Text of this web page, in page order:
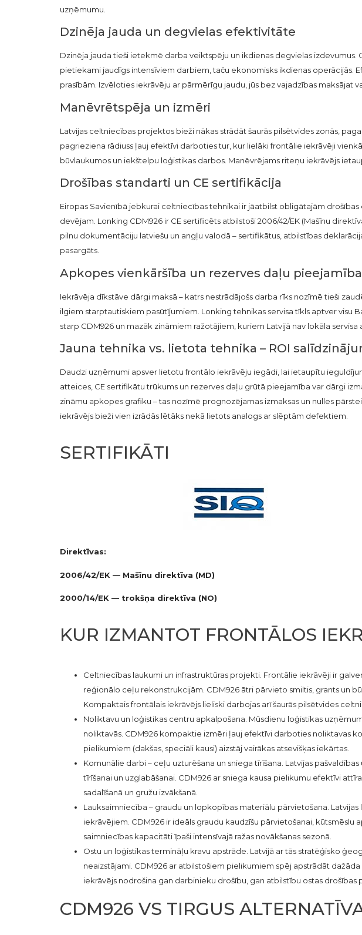
uzņēmumu.
Dzinēja jauda un degvielas efektivitāte
Dzinēja jauda tieši ietekmē darba veiktspēju un ikdienas degvielas
pietiekami jaudīgs intensīviem darbiem, taču ekonomisks ikdienas operācijās.
prasībām. Izvēloties iekrāvēju ar pārmērīgu jaudu, jūs bez vajadzības maksājat
Manēvrētspēja un izmēri
Latvijas celtniecības projektos bieži nākas strādāt šaurās pilsētvides zonās,
pagrieziena rādiuss ļauj efektīvi darboties tur, kur lielāki frontālie iekrāvēji
būvlaukumos un iekštelpu loģistikas darbos. Manēvrējams riteņu iekrāvējs
Drošības standarti un CE sertifikācija
Eiropas Savienībā jebkurai celtniecības tehnikai ir jāatbilst obligātajām
devējam. Lonking CDM926 ir CE sertificēts atbilstoši 2006/42/EK (Mašīnu
pilnu dokumentāciju latviešu un angļu valodā – sertifikātus, atbilstības
pasargāts.
Apkopes vienkāršība un rezerves daļu pieejamība
Iekrāvēja dīkstāve dārgi maksā – katrs nestrādājošs darba rīks nozīmē tieši
ilgiem starptautiskiem pasūtījumiem. Lonking tehnikas servisa tīkls aptver visu
starp CDM926 un mazāk zināmiem ražotājiem, kuriem Latvijā nav lokāla servisa
Jauna tehnika vs. lietota tehnika – ROI
Daudzi uzņēmumi apsver lietotu frontālo iekrāvēju iegādi, lai ietaupītu
atteices, CE sertifikātu trūkums un rezerves daļu grūtā pieejamība var dārgi
zināmu apkopes grafiku – tas nozīmē prognozējamas izmaksas un nulles
iekrāvējs bieži vien izrādās lētāks nekā lietots analogs ar slēptām defektiem.
SERTIFIKĀTI
Direktīvas:
2006/42/EK — Mašīnu direktīva (MD)
2000/14/EK — trokšņa direktīva (NO)
KUR IZMANTOT FRONTĀLOS
Celtniecības laukumi un infrastruktūras projekti. Frontālie iekrāvēji ir
reģionālo ceļu rekonstrukcijām. CDM926 ātri pārvieto smiltis, grants un
Kompaktais frontālais iekrāvējs lieliski darbojas arī šaurās pilsētvides
Noliktavu un loģistikas centru apkalpošana. Mūsdienu loģistikas
noliktavās. CDM926 kompaktie izmēri ļauj efektīvi darboties noliktavas
pielikumiem (dakšas, speciāli kausi) aizstāj vairākas atsevišķas iekārtas.
Komunālie darbi – ceļu uzturēšana un sniega tīrīšana. Latvijas
tīrīšanai un uzglabāšanai. CDM926 ar sniega kausa pielikumu efektīvi
sadalīšanā un gružu izvākšanā.
Lauksaimniecība – graudu un lopkopības materiālu pārvietošana.
iekrāvējiem. CDM926 ir ideāls graudu kaudzīšu pārvietošanai,
saimniecības kapacitāti īpaši intensīvajā ražas novākšanas sezonā.
Ostu un loģistikas termināļu kravu apstrāde. Latvijā ar tās stratēģisko
neaizstājami. CDM926 ar atbilstošiem pielikumiem spēj apstrādāt
iekrāvējs nodrošina gan darbinieku drošību, gan atbilstību ostas drošības
CDM926 VS TIRGUS